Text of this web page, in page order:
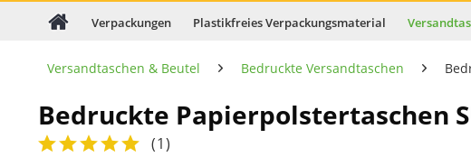
Verpackungen Plastikfreies Verpackungsmaterial
Versandtaschen & Beutel Bedruckte Versandtaschen
Bedruckte Papierpolstertaschen
(1)